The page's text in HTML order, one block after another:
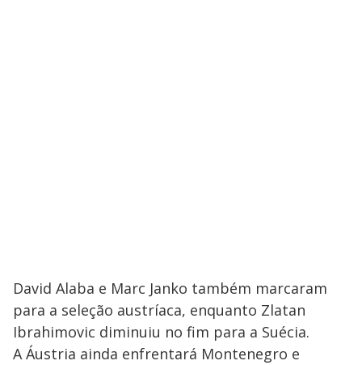
David Alaba e Marc Janko também marcaram
para a seleção austríaca, enquanto Zlatan
Ibrahimovic diminuiu no fim para a Suécia.
A Áustria ainda enfrentará Montenegro e